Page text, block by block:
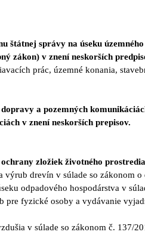
štátnej správy na úseku
zákon) v znení neskorších
prác, územné konania,
a pozemných
v znení neskorších prepisov.
zložiek životného
drevín v súlade so zákonom
odpadového hospodárstva v
fyzické osoby a vydávanie
v súlade so zákonom č. 137/